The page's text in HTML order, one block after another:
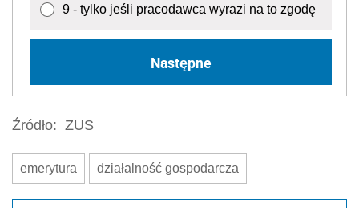
9 - tylko jeśli pracodawca wyrazi na to zgodę
Następne
Źródło: ZUS
emerytura działalność gospodarcza